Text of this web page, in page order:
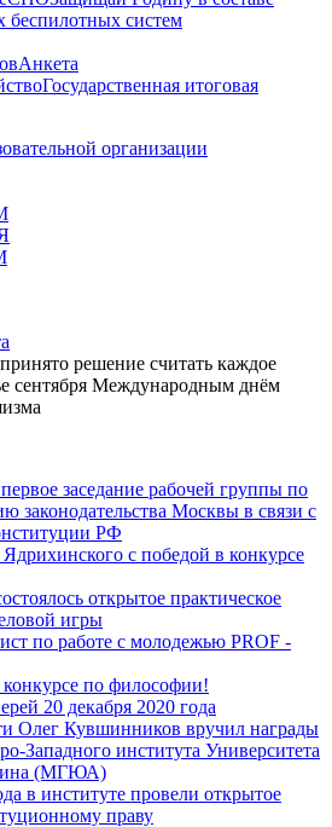
систем
Анкета
Государственная итоговая
организации
решение считать каждое
сентября Международным днём
заседание рабочей группы по
законодательства Москвы в связи с
РФ
с победой в конкурсе
открытое практическое
игры
по работе с молодежью PROF -
по философии!
20 декабря 2020 года
Олег Кувшинников вручил награды
Западного института Университета
(МГЮА)
в институте провели открытое
праву